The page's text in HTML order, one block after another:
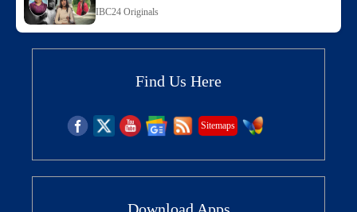
IBC24 Originals
Find Us Here
Sitemaps
Download Apps